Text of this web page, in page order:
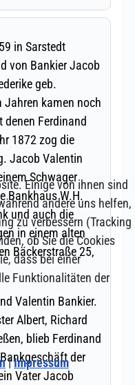
Einige von ihnen sind
andere uns helfen,
zu verbessern (Tracking
ob Sie die Cookies
dass bei einer
Funktionalitäten der
|Impressum